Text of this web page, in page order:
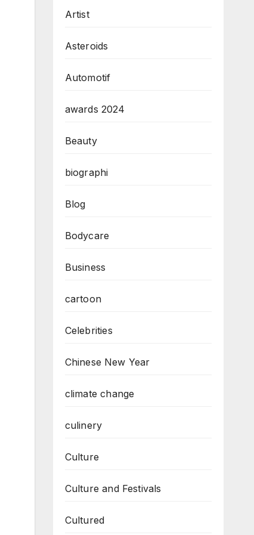
Artist
Asteroids
Automotif
awards 2024
Beauty
biographi
Blog
Bodycare
Business
cartoon
Celebrities
Chinese New Year
climate change
culinery
Culture
Culture and Festivals
Cultured